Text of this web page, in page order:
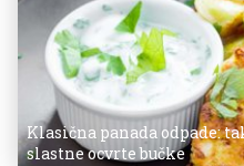
Klasična panada odpade:
slastne ocvrte bučke